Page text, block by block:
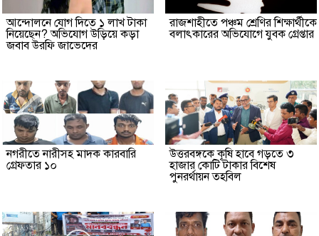
আন্দোলনে যোগ দিতে ১ লাখ টাকা
নিয়েছেন? অভিযোগ উড়িয়ে কড়া
জবাব উরফি জাভেদের
রাজশাহীতে পঞ্চম শ্রেণির শিক্ষার্থীকে
বলাৎকারের অভিযোগে যুবক গ্রেপ্তার
নগরীতে নারীসহ মাদক কারবারি
গ্রেফতার ১০
উত্তরবঙ্গকে কৃষি হাবে গড়তে ৩
হাজার কোটি টাকার বিশেষ
পুনরর্থায়ন তহবিল